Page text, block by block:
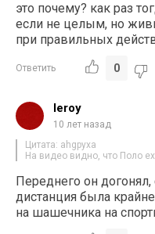
это почему? как раз
если не целым, но
при правильных
Ответить 0
leroy
10 лет назад
Цитата: ahgpyxa
На видео видно, что Поло
Переднего он
дистанция была
на шашечника на